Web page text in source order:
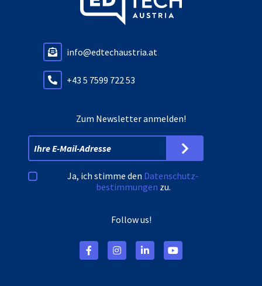
info@edtechaustria.at
+43 5 7599 722 53
Zum Newsletter anmelden!
Ja, ich stimme den Datenschutz­
bestimmungen zu.
Follow us!